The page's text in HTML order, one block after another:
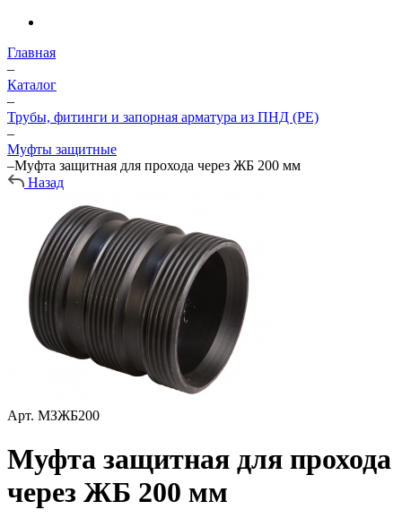
Главная
–
Каталог
–
Трубы, фитинги и запорная арматура из ПНД (PE)
–
Муфты защитные
–Муфта защитная для прохода через ЖБ 200 мм
Назад
Арт. МЗЖБ200
Муфта защитная для прохода
через ЖБ 200 мм